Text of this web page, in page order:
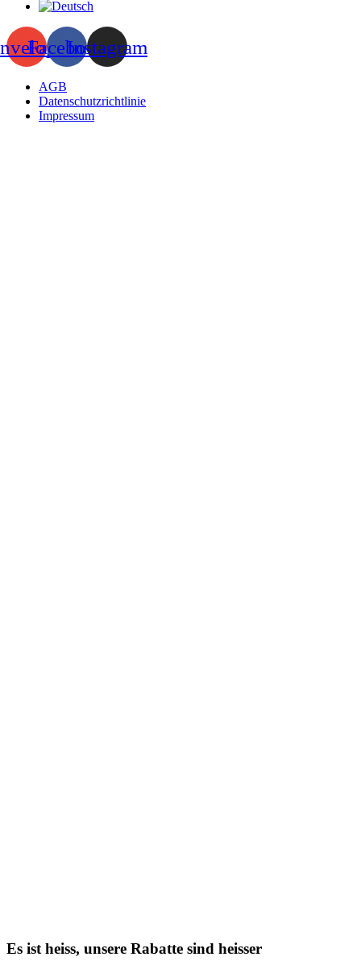
FacebookInstagram
AGB
Datenschutzrichtlinie
Impressum
Es ist heiss, unsere Rabatte sind heisser